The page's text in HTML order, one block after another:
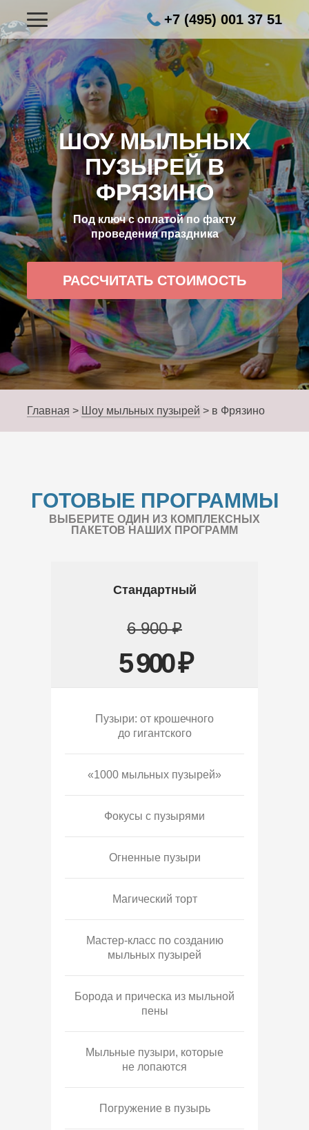
+7 (495) 001 37 51
ШОУ МЫЛЬНЫХ
ПУЗЫРЕЙ В
ФРЯЗИНО
Под ключ с оплатой по факту
проведения праздника
РАССЧИТАТЬ СТОИМОСТЬ
Главная > Шоу мыльных пузырей > в Фрязино
ГОТОВЫЕ ПРОГРАММЫ
ВЫБЕРИТЕ ОДИН ИЗ КОМПЛЕКСНЫХ
ПАКЕТОВ НАШИХ ПРОГРАММ
Стандартный
6 900 ₽
5 900 ₽
Пузыри: от крошечного
до гигантского
«1000 мыльных пузырей»
Фокусы с пузырями
Огненные пузыри
Магический торт
Мастер-класс по созданию
мыльных пузырей
Борода и прическа из мыльной
пены
Мыльные пузыри, которые
не лопаются
Погружение в пузырь